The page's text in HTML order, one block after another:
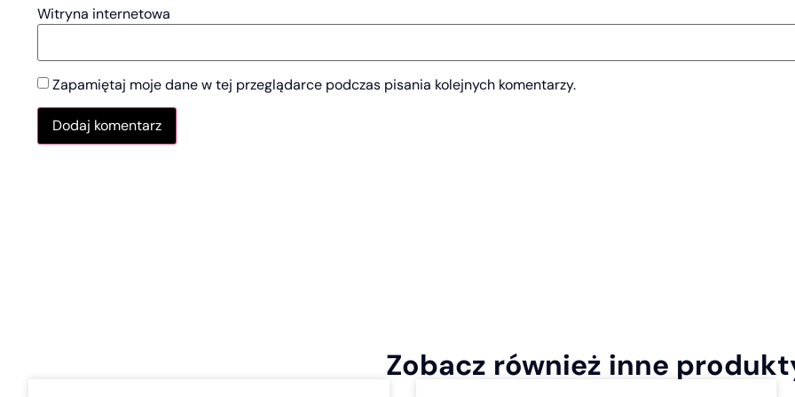
Witryna internetowa
Zapamiętaj moje dane w tej przeglądarce podczas pisania kolejnych komentarzy.
Zobacz również inne